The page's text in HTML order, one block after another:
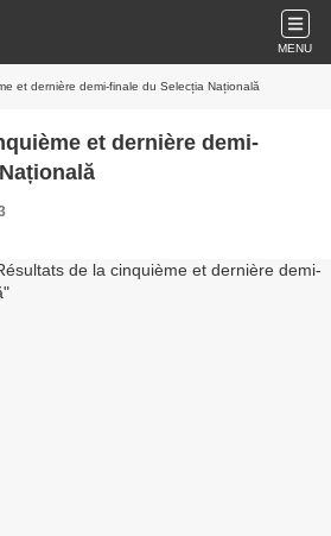
MENU
et dernière demi-finale du Selecția Națională
et dernière demi-